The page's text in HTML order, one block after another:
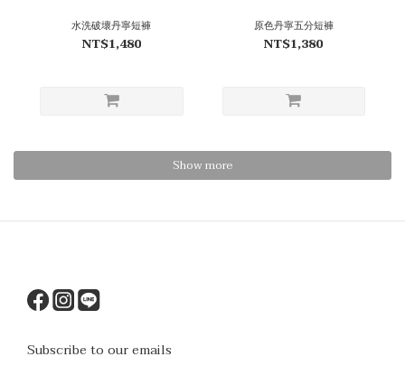
水洗破壞丹寧短褲
NT$1,480
原色丹寧五分短褲
NT$1,380
Show more
Subscribe to our emails